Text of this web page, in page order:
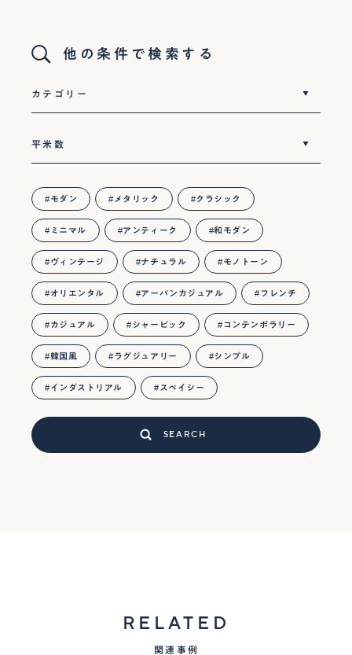
他の条件で検索する
モダン メタリック クラシック
ミニマル アンティーク 和モダン
ヴィンテージ ナチュラル モノトーン
オリエンタル アーバンカジュアル フレンチ
カジュアル シャービック コンテンポラリー
韓国風 ラグジュアリー シンプル
インダストリアル スペイシー
SEARCH
RELATED
関連事例